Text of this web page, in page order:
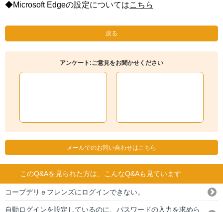
◆Microsoft Edgeの設定についてはこちら
戻る
アンケート:ご意見をお聞かせください
メールでのお問い合わせはこちら
このQ&Aを見られた方は、こんなQ&Aも見ています
コープデリｅフレンズにログインできない。
自動ログインを設定しているのに、パスワードの入力を求めら